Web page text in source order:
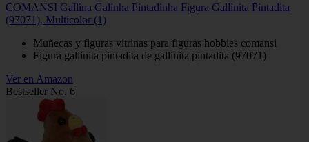
COMANSI Gallina Galinha Pintadinha Figura Gallinita Pintadita
(97071), Multicolor (1)
Muñecas y figuras vitrinas para figuras hobbies comansi
Figura gallinita pintadita de gallinita pintadita (97071)
Ver en Amazon
Bestseller No. 6